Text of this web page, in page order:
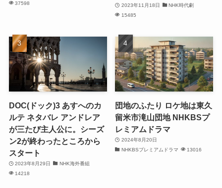
37598
2023年11月18日
NHK時代劇
15485
DOC(ドック)3 あすへのカ
ルテ ネタバレ アンドレア
が三たび主人公に。シーズ
ン2が終わったところから
スタート
2023年8月29日
NHK海外番組
14218
団地のふたり ロケ地は東久
留米市滝山団地 NHKBSプ
レミアムドラマ
2024年8月20日
NHKBSプレミアムドラマ
13016